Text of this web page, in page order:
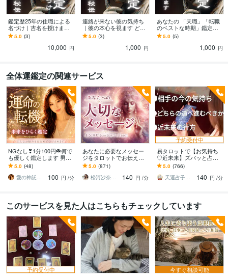
鑑定歴25年の住職による
名づけ｜吉名を授けます
名は体を表す｜赤ちゃ
ん・会社名・改名【姓名
判断×九星気学】
5.0 (3)
10,000 円
連絡が来ない彼の気持ち
｜彼の本心を視ます どの
ようなご関係でも大丈夫
です
5.0 (3)
1,000 円
あなたの 「天職」「転職
のベストな時期」鑑定し
ます 転職で後悔しない｜
自分の天職｜辞めるべき
5.0 (5)
1,000 円
全体運鑑定の関連サービス
NGなし❣1分100円☘️何で
も優しく鑑定します 男女
ともに歓迎❣否定せず、責
めず、秘密を安心して話
せる場所
5.0 (48)
愛の神託師｜カナリア・アイ
100 円 /分
あなたに必要なメッセー
ジをタロットでお伝えし
ます 1分～OK◇リピータ
ー多数/人間関係/恋愛/仕
事/家族/金運
5.0 (871)
松河沙奈・インスピレーションタロット
140 円 /分
予約受付中
易タロットで【お気持ち
♡近未来】ズバッと占い
ます 不安や迷いを今すぐ
断ち切り、前に進む答え
をサクサク視ます
5.0 (766)
天運占子（うらなこ）
140 円 /分
このサービスを見た人はこちらもチェックしています
予約受付中
今すぐ相談可能